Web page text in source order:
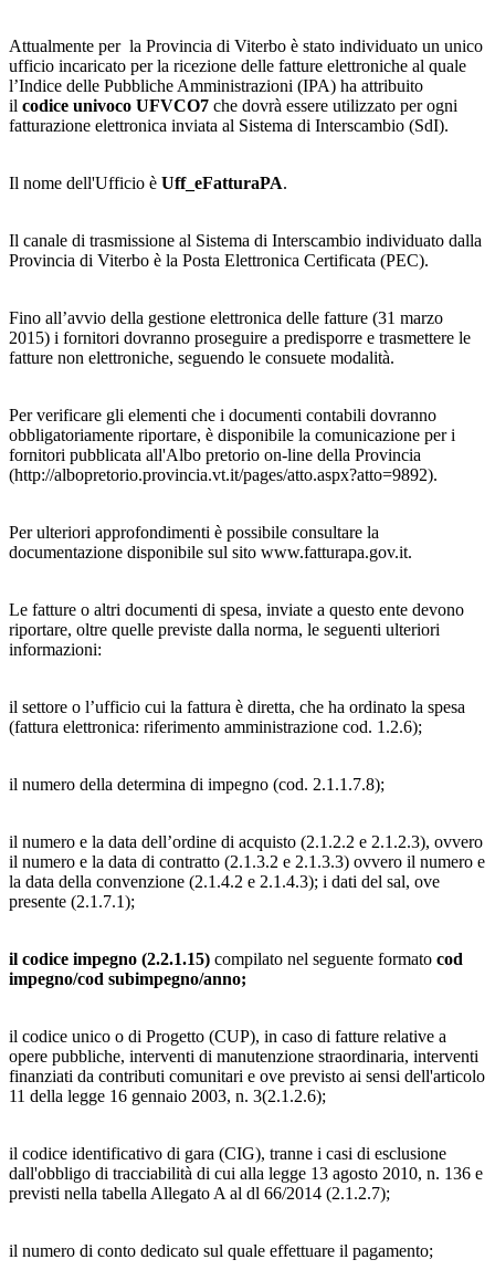
Attualmente per la Provincia di Viterbo è stato individuato un unico
ufficio incaricato per la ricezione delle fatture elettroniche al quale
l’Indice delle Pubbliche Amministrazioni (IPA) ha attribuito
il codice univoco UFVCO7 che dovrà essere utilizzato per ogni
fatturazione elettronica inviata al Sistema di Interscambio (SdI).
Il nome dell'Ufficio è Uff_eFatturaPA.
Il canale di trasmissione al Sistema di Interscambio individuato dalla
Provincia di Viterbo è la Posta Elettronica Certificata (PEC).
Fino all’avvio della gestione elettronica delle fatture (31 marzo
2015) i fornitori dovranno proseguire a predisporre e trasmettere le
fatture non elettroniche, seguendo le consuete modalità.
Per verificare gli elementi che i documenti contabili dovranno
obbligatoriamente riportare, è disponibile la comunicazione per i
fornitori pubblicata all'Albo pretorio on-line della Provincia
(http://albopretorio.provincia.vt.it/pages/atto.aspx?atto=9892).
Per ulteriori approfondimenti è possibile consultare la
documentazione disponibile sul sito www.fatturapa.gov.it.
Le fatture o altri documenti di spesa, inviate a questo ente devono
riportare, oltre quelle previste dalla norma, le seguenti ulteriori
informazioni:
il settore o l’ufficio cui la fattura è diretta, che ha ordinato la spesa
(fattura elettronica: riferimento amministrazione cod. 1.2.6);
il numero della determina di impegno (cod. 2.1.1.7.8);
il numero e la data dell’ordine di acquisto (2.1.2.2 e 2.1.2.3), ovvero
il numero e la data di contratto (2.1.3.2 e 2.1.3.3) ovvero il numero e
la data della convenzione (2.1.4.2 e 2.1.4.3); i dati del sal, ove
presente (2.1.7.1);
il codice impegno (2.2.1.15) compilato nel seguente formato cod
impegno/cod subimpegno/anno;
il codice unico o di Progetto (CUP), in caso di fatture relative a
opere pubbliche, interventi di manutenzione straordinaria, interventi
finanziati da contributi comunitari e ove previsto ai sensi dell'articolo
11 della legge 16 gennaio 2003, n. 3(2.1.2.6);
il codice identificativo di gara (CIG), tranne i casi di esclusione
dall'obbligo di tracciabilità di cui alla legge 13 agosto 2010, n. 136 e
previsti nella tabella Allegato A al dl 66/2014 (2.1.2.7);
il numero di conto dedicato sul quale effettuare il pagamento;